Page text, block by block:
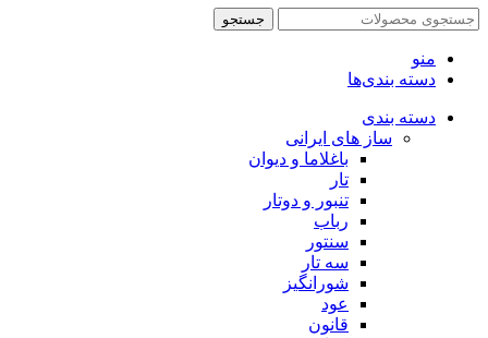
جستجو
منو
دسته بندی‌ها
دسته بندی
ساز های ایرانی
باغلاما و دیوان
تار
تنبور و دوتار
رباب
سنتور
سه تار
شورانگیز
عود
قانون